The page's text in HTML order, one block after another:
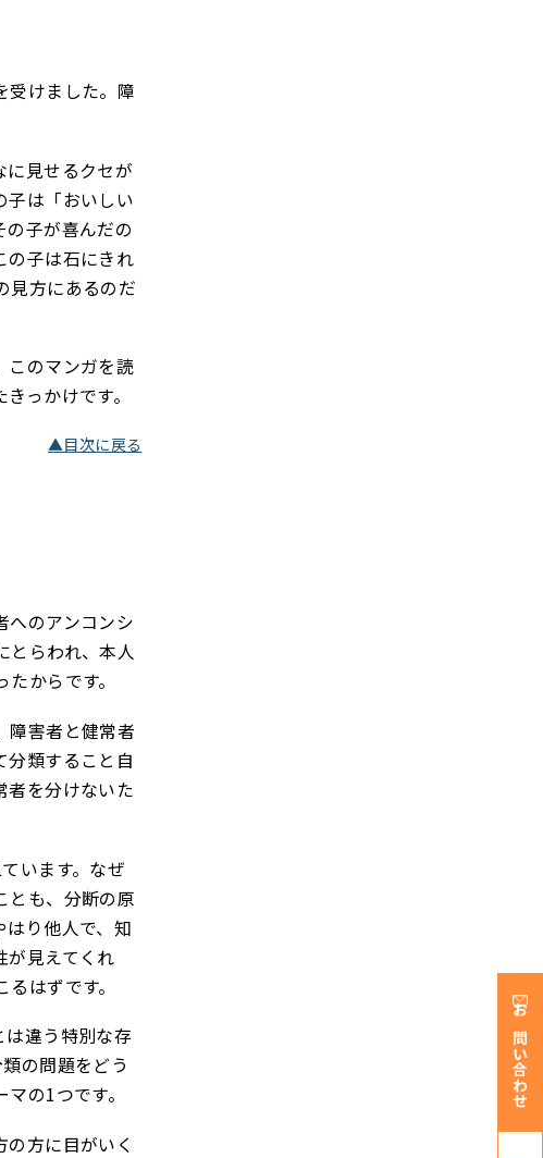
受けました。障
に見せるクセが
子は「おいしい
子が喜んだの
の子は石にきれ
見方にあるのだ
このマンガを読
っかけです。
▲目次に戻る
へのアンコンシ
とらわれ、本人
からです。
障害者と健常者
分類すること自
者を分けないた
います。なぜ
とも、分断の原
り他人で、知
が見えてくれ
はずです。
は違う特別な存
の問題をどう
の1つです。
方に目がいく
お問い合わせ